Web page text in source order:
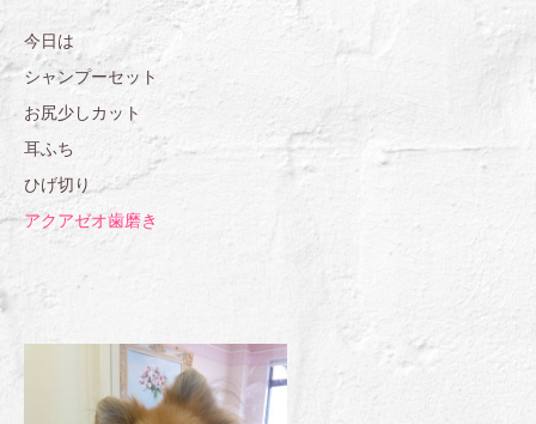
今日は
シャンプーセット
お尻少しカット
耳ふち
ひげ切り
アクアゼオ歯磨き